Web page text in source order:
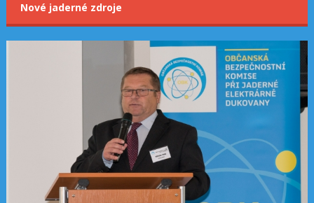
Nové jaderné zdroje